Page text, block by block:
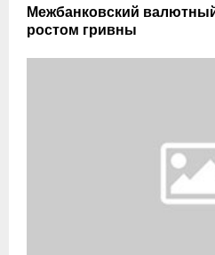
Межбанковский
ростом гривны